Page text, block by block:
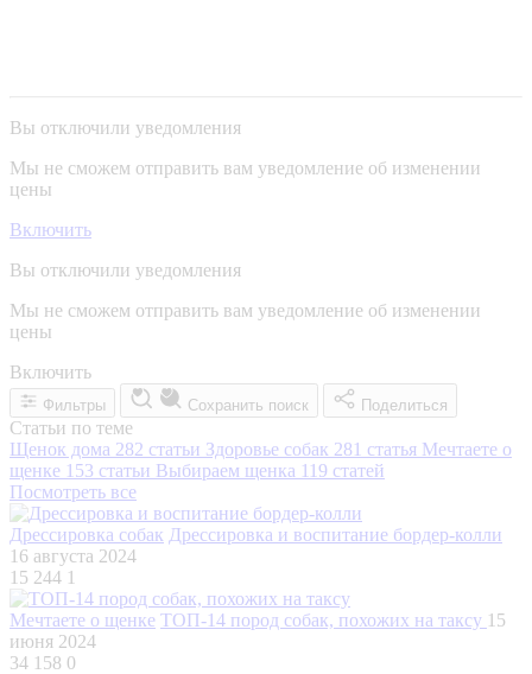
Вы отключили уведомления
Мы не сможем отправить вам уведомление об изменении
цены
Включить
Вы отключили уведомления
Мы не сможем отправить вам уведомление об изменении
цены
Включить
Фильтры Сохранить поиск Поделиться
Статьи по теме
Щенок дома 282 статьи Здоровье собак 281 статья Мечтаете о
щенке 153 статьи Выбираем щенка 119 статей
Посмотреть все
Дрессировка собак Дрессировка и воспитание бордер-колли
16 августа 2024
15 244 1
Мечтаете о щенке ТОП-14 пород собак, похожих на таксу 15
июня 2024
34 158 0